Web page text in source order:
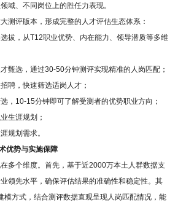
域、不同岗位上的胜任力表现。
测评版本，形成完整的人才评估生态体系：
拔，从T12职业优势、内在能力、领导潜质等多维
甄选，通过30-50分钟测评实现精准的人岗匹配；
聘，快速筛选适岗人才；
，10-15分钟即可了解受测者的优势职业方向；
生涯规划；
规划需求。
优势与实施保障
多个维度。首先，基于近2000万本土人群数据支
领先水平，确保评估结果的准确性和稳定性。其
模方式，结合测评数据直观呈现人岗匹配情况，能